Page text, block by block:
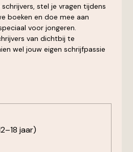
stel je vragen tijdens
boeken en doe mee aan
voor jongeren.
van dichtbij te
wel jouw eigen schrijfpassie
jaar)